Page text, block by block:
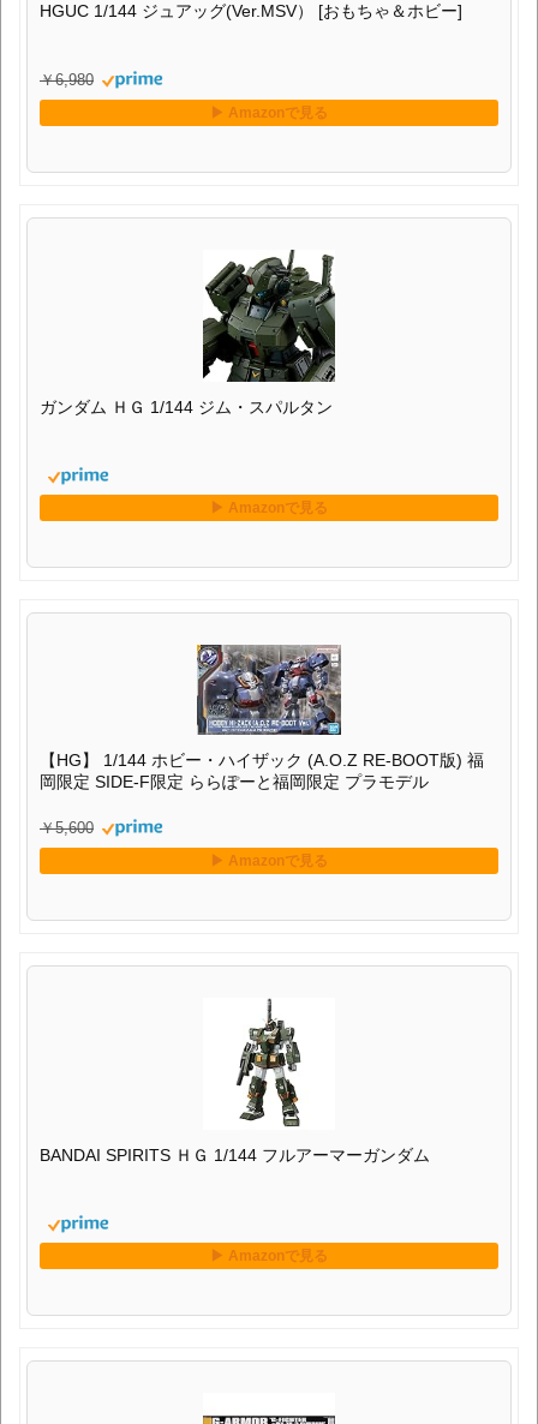
HGUC 1/144 ジュアッグ(Ver.MSV） [おもちゃ＆ホビー]
￥6,980
ガンダム ＨＧ 1/144 ジム・スパルタン
【HG】 1/144 ホビー・ハイザック (A.O.Z RE-BOOT版) 福
岡限定 SIDE-F限定 ららぽーと福岡限定 プラモデル
￥5,600
BANDAI SPIRITS ＨＧ 1/144 フルアーマーガンダム